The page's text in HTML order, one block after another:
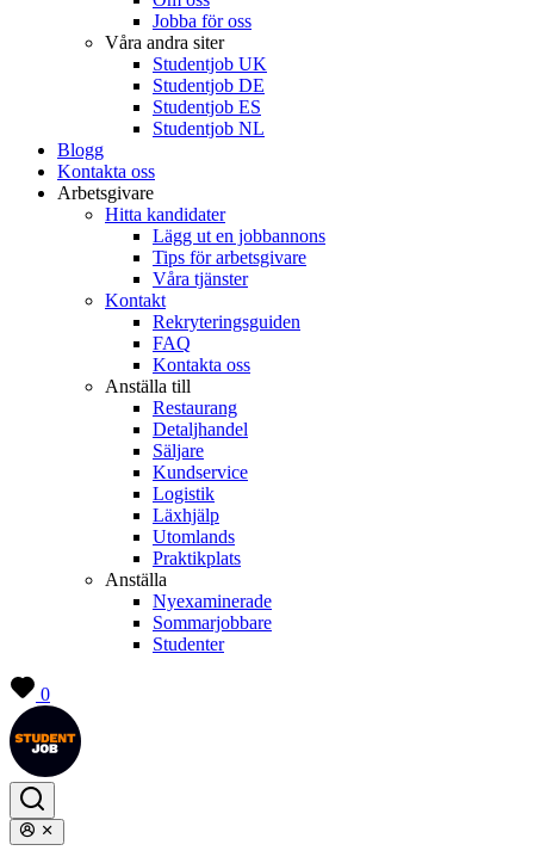
Jobba för oss
Våra andra siter
Studentjob UK
Studentjob DE
Studentjob ES
Studentjob NL
Blogg
Kontakta oss
Arbetsgivare
Hitta kandidater
Lägg ut en jobbannons
Tips för arbetsgivare
Våra tjänster
Kontakt
Rekryteringsguiden
FAQ
Kontakta oss
Anställa till
Restaurang
Detaljhandel
Säljare
Kundservice
Logistik
Läxhjälp
Utomlands
Praktikplats
Anställa
Nyexaminerade
Sommarjobbare
Studenter
0